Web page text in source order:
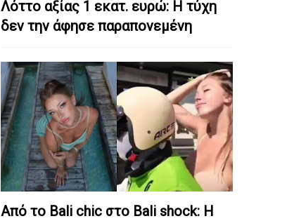
Λόττο αξίας 1 εκατ. ευρώ: Η τύχη
δεν την άφησε παραπονεμένη
Από το Bali chic στο Bali shock: Η